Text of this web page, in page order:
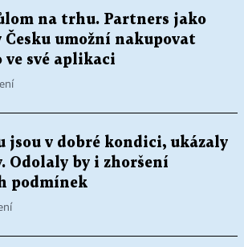
na trhu. Partners jako
umožní nakupovat
své aplikaci
jsou v dobré kondici, ukázaly
Odolaly by i zhoršení
podmínek